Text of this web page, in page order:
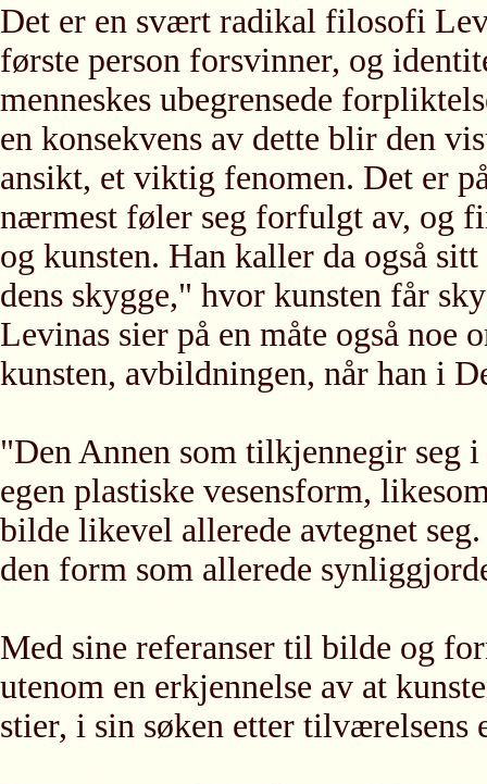
Det er en svært radikal filosofi
første person forsvinner, og
menneskes ubegrensede
en konsekvens av dette blir den
ansikt, et viktig fenomen. Det er
nærmest føler seg forfulgt av, og
og kunsten. Han kaller da også
dens skygge," hvor kunsten får
Levinas sier på en måte også
kunsten, avbildningen, når han i
"Den Annen som tilkjennegir seg
egen plastiske vesensform,
bilde likevel allerede avtegnet
den form som allerede
Med sine referanser til bilde og
utenom en erkjennelse av at
stier, i sin søken etter tilværelsens